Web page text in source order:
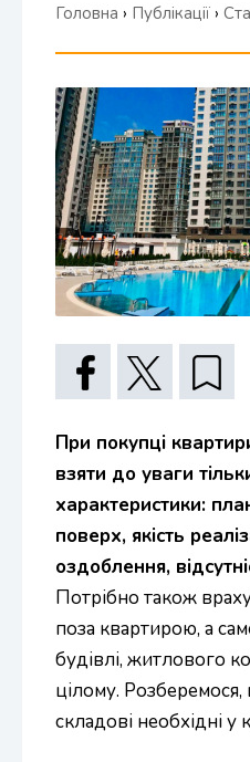
Головна › Публікації ›
При покупці
взяти до уваги
характеристики:
поверх, якість
оздоблення,
Потрібно також
поза квартирою, а
будівлі, житлового
цілому. Розберемося,
складові необхідні